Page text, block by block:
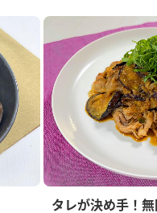
タレが決め手！